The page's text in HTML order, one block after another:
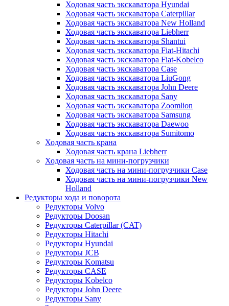
Ходовая часть экскаватора Hyundai
Ходовая часть экскаватора Caterpillar
Ходовая часть экскаватора New Holland
Ходовая часть экскаватора Liebherr
Ходовая часть экскаватора Shantui
Ходовая часть экскаватора Fiat-Hitachi
Ходовая часть экскаватора Fiat-Kobelco
Ходовая часть экскаватора Case
Ходовая часть экскаватора LiuGong
Ходовая часть экскаватора John Deere
Ходовая часть экскаватора Sany
Ходовая часть экскаватора Zoomlion
Ходовая часть экскаватора Samsung
Ходовая часть экскаватора Daewoo
Ходовая часть экскаватора Sumitomo
Ходовая часть крана
Ходовая часть крана Liebherr
Ходовая часть на мини-погрузчики
Ходовая часть на мини-погрузчики Case
Ходовая часть на мини-погрузчики New
Holland
Редукторы хода и поворота
Редукторы Volvo
Редукторы Doosan
Редукторы Caterpillar (CAT)
Редукторы Hitachi
Редукторы Hyundai
Редукторы JCB
Редукторы Komatsu
Редукторы CASE
Редукторы Kobelco
Редукторы John Deere
Редукторы Sany